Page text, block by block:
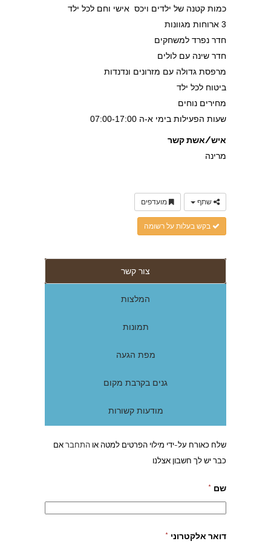
כמות קטנה של ילדים ויכס אישי וחם לכל ילד
3 ארוחות מגוונות
חדר נפרד למשחקים
חדר שינה עם לולים
מרפסת גדולה עם מזרונים ונדנדות
ביטוח לכל ילד
מחירים נוחים
שעות הפעילות בימי א-ה 07:00-17:00
איש/אשת קשר
מרינה
שתף מועדפים
בקש בעלות על רשומה
צור קשר
המלצות
תמונות
מפת הגעה
גנים בקרבת מקום
מודעות קשורות
שלח כאורח על-ידי מילוי הפרטים למטה או התחבראם
כבר יש לך חשבון אצלנו
שם *
דואר אלקטרוני *